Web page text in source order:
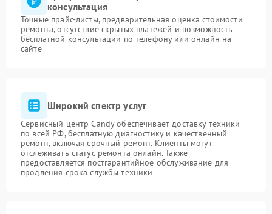
консультация
Точные прайс-листы, предварительная оценка стоимости
ремонта, отсутствие скрытых платежей и возможность
бесплатной консультации по телефону или онлайн на
сайте
Широкий спектр услуг
Сервисный центр Candy обеспечивает доставку техники
по всей РФ, бесплатную диагностику и качественный
ремонт, включая срочный ремонт. Клиенты могут
отслеживать статус ремонта онлайн. Также
предоставляется постгарантийное обслуживание для
продления срока службы техники